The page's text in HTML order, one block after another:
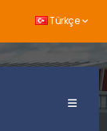
Türkçe